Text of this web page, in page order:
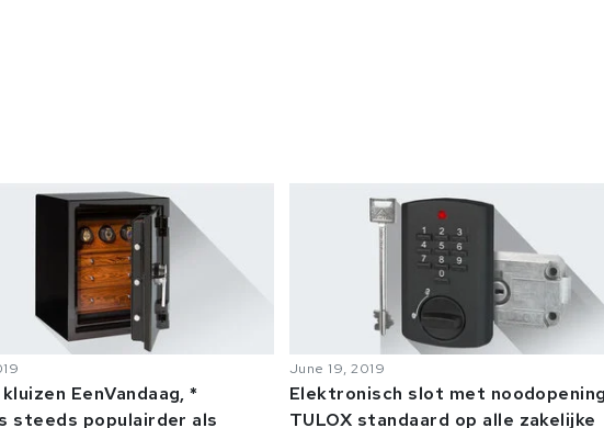
EenVandaag, *
steeds populairder als
June 19, 2019
Elektronisch slot met noodopening
TULOX standaard op alle zakelijke